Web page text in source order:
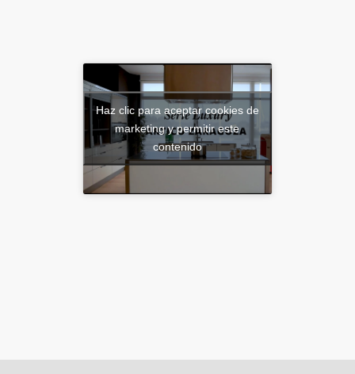
Haz clic para aceptar cookies de
marketing y permitir este
contenido